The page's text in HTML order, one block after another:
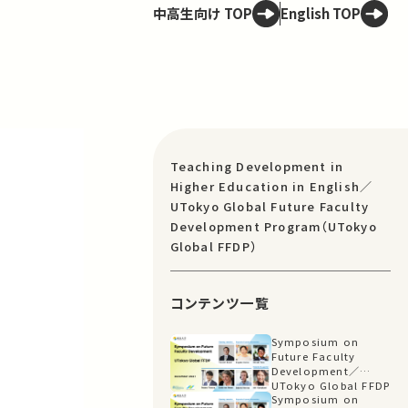
中高生向け TOP English TOP
Teaching Development in
Higher Education in English／
UTokyo Global Future Faculty
Development Program（UTokyo
Global FFDP）
コンテンツ一覧
Symposium on
Future Faculty
Development／
UTokyo Global FFDP
Symposium on